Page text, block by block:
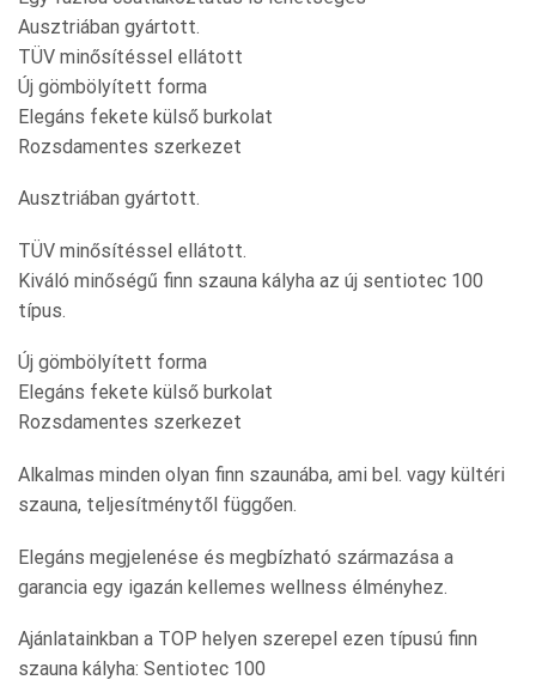
Ausztriában gyártott.
TÜV minősítéssel ellátott
Új gömbölyített forma
Elegáns fekete külső burkolat
Rozsdamentes szerkezet
Ausztriában gyártott.
TÜV minősítéssel ellátott.
Kiváló minőségű finn szauna kályha az új sentiotec 100
típus.
Új gömbölyített forma
Elegáns fekete külső burkolat
Rozsdamentes szerkezet
Alkalmas minden olyan finn szaunába, ami bel. vagy kültéri
szauna, teljesítménytől függően.
Elegáns megjelenése és megbízható származása a
garancia egy igazán kellemes wellness élményhez.
Ajánlatainkban a TOP helyen szerepel ezen típusú finn
szauna kályha: Sentiotec 100